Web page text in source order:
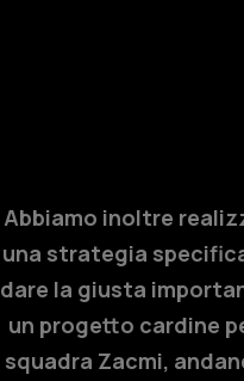
Abbiamo inoltre
una strategia
dare la giusta
un progetto cardine
squadra Zacmi,